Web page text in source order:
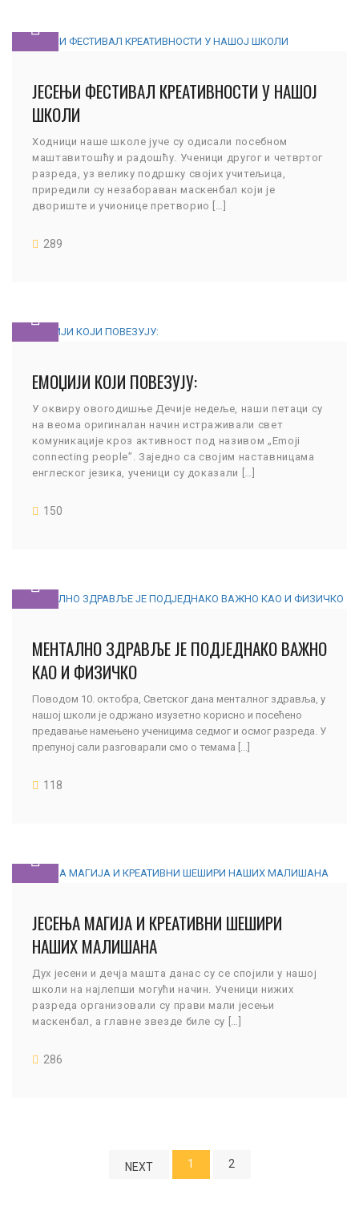
ЈЕСЕЊИ ФЕСТИВАЛ КРЕАТИВНОСТИ У НАШОЈ
ШКОЛИ
Ходници наше школе јуче су одисали посебном
маштавитошћу и радошћу. Ученици другог и четвртог
разреда, уз велику подршку својих учитељица,
приредили су незабораван маскенбал који је
двориште и учионице претворио […]
289
ЕМOЏИЈИ КОЈИ ПОВЕЗУЈУ:
У оквиру овогодишње Дечије недеље, наши петаци су
на веома оригиналан начин истраживали свет
комуникације кроз активност под називом „Emoji
connecting people”. Заједно са својим наставницама
енглеског језика, ученици су доказали […]
150
МЕНТАЛНО ЗДРАВЉЕ ЈЕ ПОДЈЕДНАКО ВАЖНО
КАО И ФИЗИЧКО
Поводом 10. октобра, Светског дана менталног здравља, у
нашој школи је одржано изузетно корисно и посећено
предавање намењено ученицима седмог и осмог разреда. У
препуној сали разговарали смо о темама [...]
118
ЈЕСЕЊА МАГИЈА И КРЕАТИВНИ ШЕШИРИ
НАШИХ МАЛИШАНА
Дух јесени и дечја машта данас су се спојили у нашој
школи на најлепши могући начин. Ученици нижих
разреда организовали су прави мали јесењи
маскенбал, а главне звезде биле су […]
286
NEXT 1 2